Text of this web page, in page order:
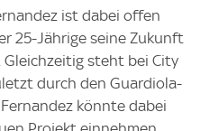
ist dabei offen
25-Jährige seine Zukunft
steht bei City
durch den Guardiola-
könnte dabei